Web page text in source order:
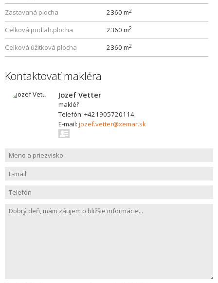
Zastavaná plocha
2360 m2
Celková podlah.plocha 2360 m2
Celková úžitková plocha 2360 m2
Kontaktovať makléra
Jozef Vetter
makléř
Telefón: +421905720114
E-mail: jozef.vetter@xemar.sk